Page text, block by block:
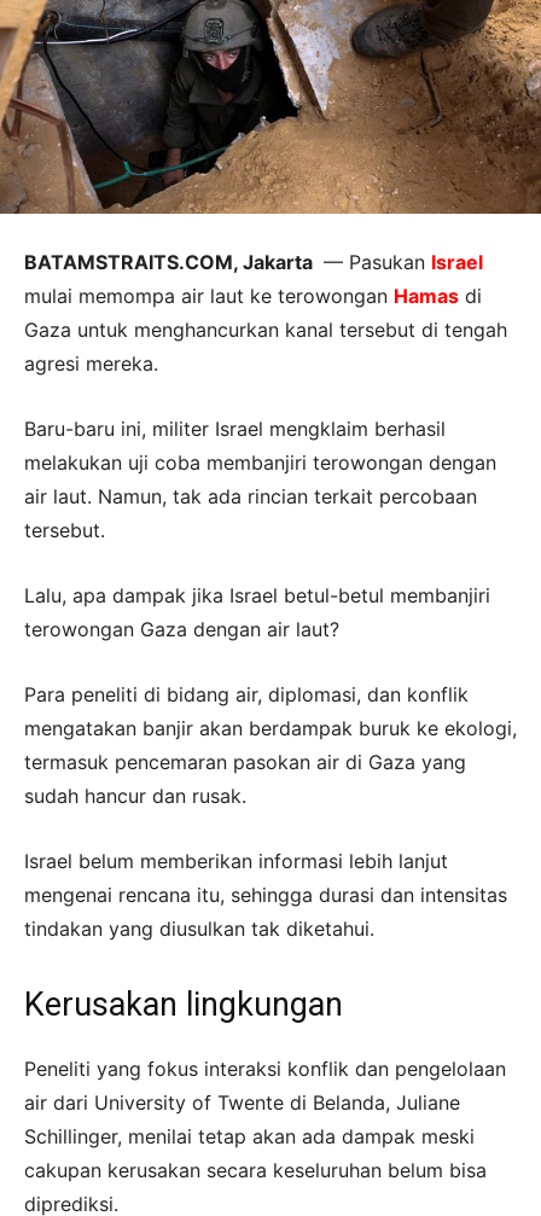
BATAMSTRAITS.COM, Jakarta — Pasukan Israel
mulai memompa air laut ke terowongan Hamas di
Gaza untuk menghancurkan kanal tersebut di tengah
agresi mereka.
Baru-baru ini, militer Israel mengklaim berhasil
melakukan uji coba membanjiri terowongan dengan
air laut. Namun, tak ada rincian terkait percobaan
tersebut.
Lalu, apa dampak jika Israel betul-betul membanjiri
terowongan Gaza dengan air laut?
Para peneliti di bidang air, diplomasi, dan konflik
mengatakan banjir akan berdampak buruk ke ekologi,
termasuk pencemaran pasokan air di Gaza yang
sudah hancur dan rusak.
Israel belum memberikan informasi lebih lanjut
mengenai rencana itu, sehingga durasi dan intensitas
tindakan yang diusulkan tak diketahui.
Kerusakan lingkungan
Peneliti yang fokus interaksi konflik dan pengelolaan
air dari University of Twente di Belanda, Juliane
Schillinger, menilai tetap akan ada dampak meski
cakupan kerusakan secara keseluruhan belum bisa
diprediksi.